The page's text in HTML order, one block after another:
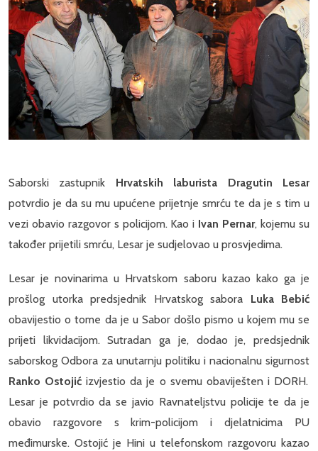
Saborski zastupnik Hrvatskih laburista Dragutin Lesar
potvrdio je da su mu upućene prijetnje smrću te da je s tim u
vezi obavio razgovor s policijom. Kao i Ivan Pernar, kojemu su
također prijetili smrću, Lesar je sudjelovao u prosvjedima.
Lesar je novinarima u Hrvatskom saboru kazao kako ga je
prošlog utorka predsjednik Hrvatskog sabora Luka Bebić
obavijestio o tome da je u Sabor došlo pismo u kojem mu se
prijeti likvidacijom. Sutradan ga je, dodao je, predsjednik
saborskog Odbora za unutarnju politiku i nacionalnu sigurnost
Ranko Ostojić izvjestio da je o svemu obaviješten i DORH.
Lesar je potvrdio da se javio Ravnateljstvu policije te da je
obavio razgovore s krim-policijom i djelatnicima PU
međimurske. Ostojić je Hini u telefonskom razgovoru kazao